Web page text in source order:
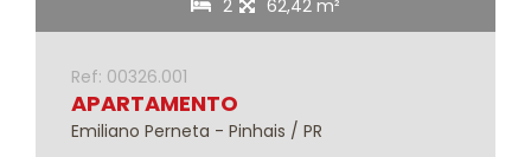
2 62,42 m²
Ref: 00326.001
APARTAMENTO
Emiliano Perneta - Pinhais / PR